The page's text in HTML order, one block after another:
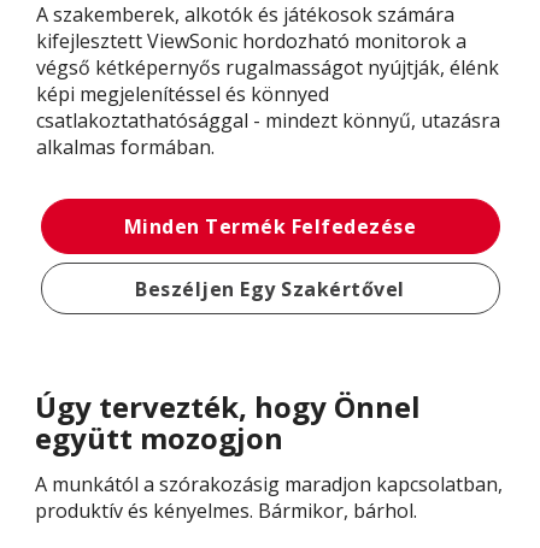
A szakemberek, alkotók és játékosok számára
kifejlesztett ViewSonic hordozható monitorok a
végső kétképernyős rugalmasságot nyújtják, élénk
képi megjelenítéssel és könnyed
csatlakoztathatósággal - mindezt könnyű, utazásra
alkalmas formában.
Minden Termék Felfedezése
Beszéljen Egy Szakértővel
Úgy tervezték, hogy Önnel
együtt mozogjon
A munkától a szórakozásig maradjon kapcsolatban,
produktív és kényelmes. Bármikor, bárhol.